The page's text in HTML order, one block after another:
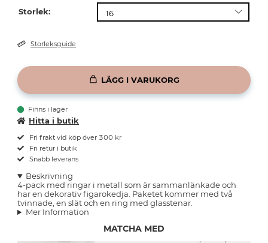
Storlek:
Storleksguide
LÄGG I VARUKORG
Finns i lager
Hitta i butik
Fri frakt vid köp över 300 kr
Fri retur i butik
Snabb leverans
Beskrivning
4-pack med ringar i metall som är sammanlänkade och
har en dekorativ figarokedja. Paketet kommer med två
tvinnade, en slät och en ring med glasstenar.
Mer Information
MATCHA MED